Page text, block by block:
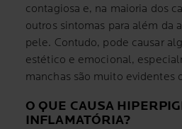
contagiosa e, na maioria dos
outros sintomas para além da
pele. Contudo, pode causar
estético e emocional,
manchas são muito evidentes
O QUE CAUSA
INFLAMATÓRIA?